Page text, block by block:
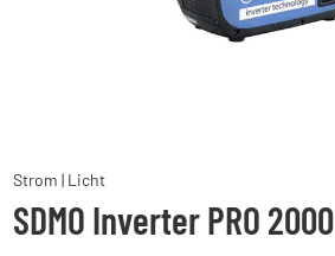
Strom | Licht
SDMO Inverter PRO 2000